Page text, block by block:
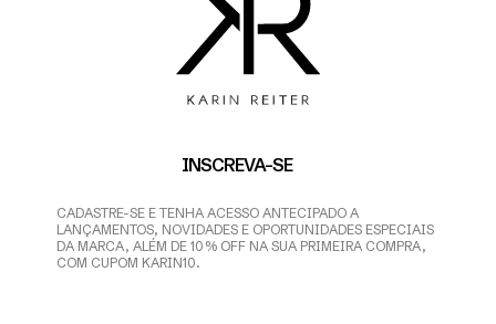
INSCREVA-SE
CADASTRE-SE E TENHA ACESSO ANTECIPADO A
LANÇAMENTOS, NOVIDADES E OPORTUNIDADES ESPECIAIS
DA MARCA, ALÉM DE 10% OFF NA SUA PRIMEIRA COMPRA,
COM CUPOM KARIN10.